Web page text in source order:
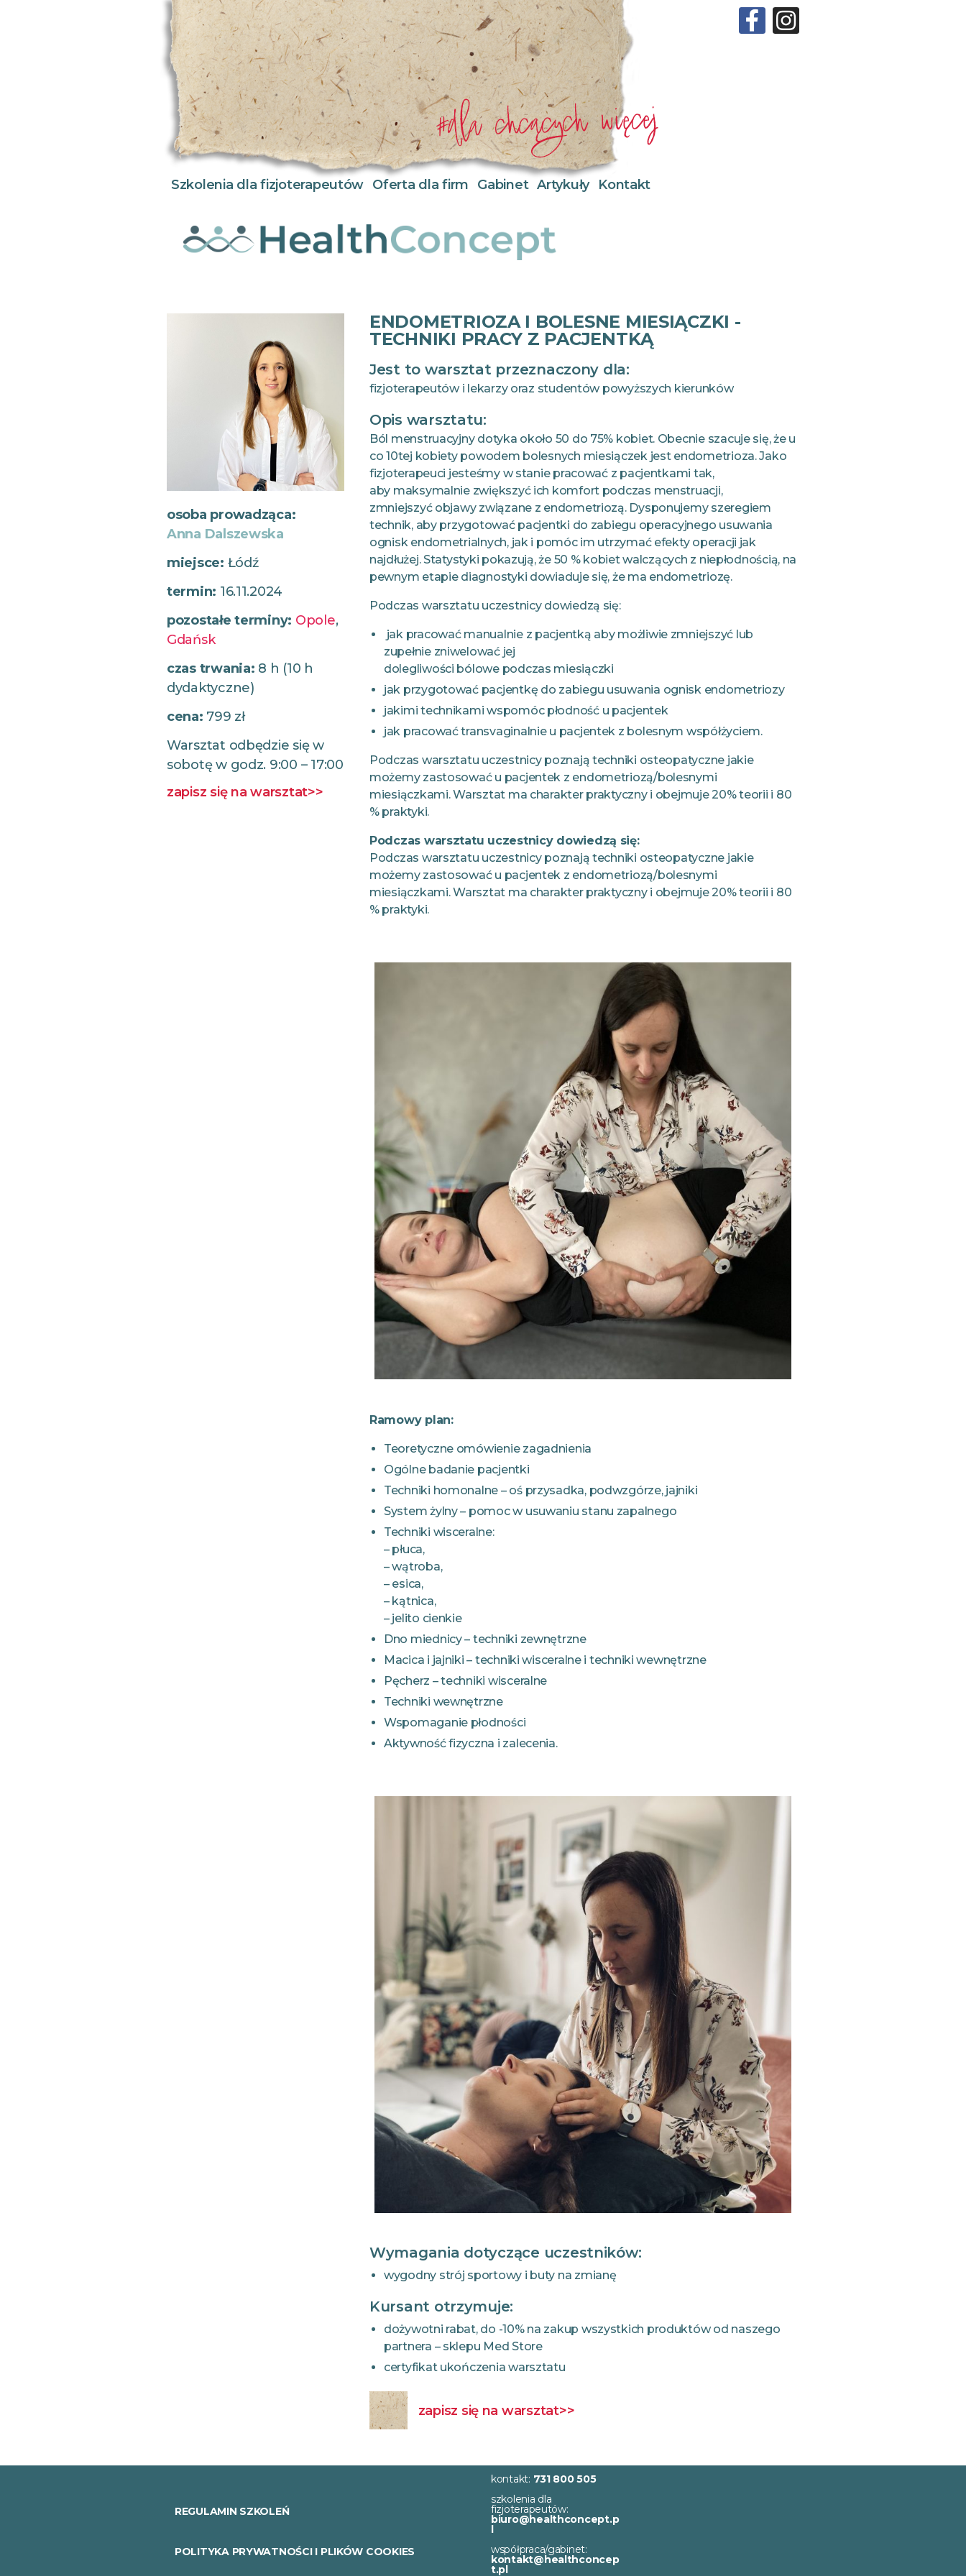
Szkolenia dla fizjoterapeutów Oferta dla firm Gabinet Artykuły Kontakt
osoba prowadząca:
Anna Dalszewska
miejsce: Łódź
termin: 16.11.2024
pozostałe terminy: Opole,
Gdańsk
czas trwania: 8 h (10 h
dydaktyczne)
cena: 799 zł
Warsztat odbędzie się w
sobotę w godz. 9:00 – 17:00
zapisz się na warsztat>>
ENDOMETRIOZA I BOLESNE MIESIĄCZKI -
TECHNIKI PRACY Z PACJENTKĄ
Jest to warsztat przeznaczony dla:
fizjoterapeutów i lekarzy oraz studentów powyższych kierunków
Opis warsztatu:
Ból menstruacyjny dotyka około 50 do 75% kobiet. Obecnie szacuje się, że u
co 10tej kobiety powodem bolesnych miesiączek jest endometrioza. Jako
fizjoterapeuci jesteśmy w stanie pracować z pacjentkami tak,
aby maksymalnie zwiększyć ich komfort podczas menstruacji,
zmniejszyć objawy związane z endometriozą. Dysponujemy szeregiem
technik, aby przygotować pacjentki do zabiegu operacyjnego usuwania
ognisk endometrialnych, jak i pomóc im utrzymać efekty operacji jak
najdłużej. Statystyki pokazują, że 50 % kobiet walczących z niepłodnością, na
pewnym etapie diagnostyki dowiaduje się, że ma endometriozę.
Podczas warsztatu uczestnicy dowiedzą się:
jak pracować manualnie z pacjentką aby możliwie zmniejszyć lub
zupełnie zniwelować jej
dolegliwości bólowe podczas miesiączki
jak przygotować pacjentkę do zabiegu usuwania ognisk endometriozy
jakimi technikami wspomóc płodność u pacjentek
jak pracować transvaginalnie u pacjentek z bolesnym współżyciem.
Podczas warsztatu uczestnicy poznają techniki osteopatyczne jakie
możemy zastosować u pacjentek z endometriozą/bolesnymi
miesiączkami. Warsztat ma charakter praktyczny i obejmuje 20% teorii i 80
% praktyki.
Podczas warsztatu uczestnicy dowiedzą się:
Podczas warsztatu uczestnicy poznają techniki osteopatyczne jakie
możemy zastosować u pacjentek z endometriozą/bolesnymi
miesiączkami. Warsztat ma charakter praktyczny i obejmuje 20% teorii i 80
% praktyki.
Ramowy plan:
Teoretyczne omówienie zagadnienia
Ogólne badanie pacjentki
Techniki homonalne – oś przysadka, podwzgórze, jajniki
System żylny – pomoc w usuwaniu stanu zapalnego
Techniki wisceralne:
– płuca,
– wątroba,
– esica,
– kątnica,
– jelito cienkie
Dno miednicy – techniki zewnętrzne
Macica i jajniki – techniki wisceralne i techniki wewnętrzne
Pęcherz – techniki wisceralne
Techniki wewnętrzne
Wspomaganie płodności
Aktywność fizyczna i zalecenia.
Wymagania dotyczące uczestników:
wygodny strój sportowy i buty na zmianę
Kursant otrzymuje:
dożywotni rabat, do -10% na zakup wszystkich produktów od naszego
partnera – sklepu Med Store
certyfikat ukończenia warsztatu
zapisz się na warsztat>>
REGULAMIN SZKOLEŃ
POLITYKA PRYWATNOŚCI I PLIKÓW COOKIES
kontakt: 731 800 505
szkolenia dla
fizjoterapeutów:
biuro@healthconcept.p
l
współpraca/gabinet:
kontakt@healthconcep
t.pl